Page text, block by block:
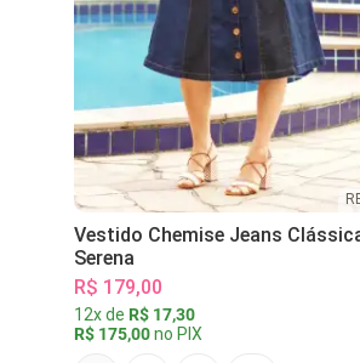
Vestido Chemise Jeans
Serena
R$ 179,00
12x de R$ 17,30
R$ 175,00no PIX